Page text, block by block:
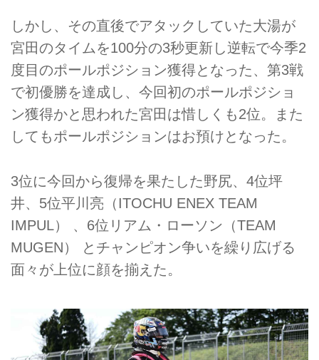
しかし、その直後でアタックしていた大湯が
宮田のタイムを100分の3秒更新し逆転で今季2
度目のポールポジション獲得となった、第3戦
で初優勝を達成し、今回初のポールポジショ
ン獲得かと思われた宮田は惜しくも2位。また
してもポールポジションはお預けとなった。
3位に今回から復帰を果たした野尻、4位坪
井、5位平川亮（ITOCHU ENEX TEAM
IMPUL） 、6位リアム・ローソン（TEAM
MUGEN） とチャンピオン争いを繰り広げる
面々が上位に顔を揃えた。